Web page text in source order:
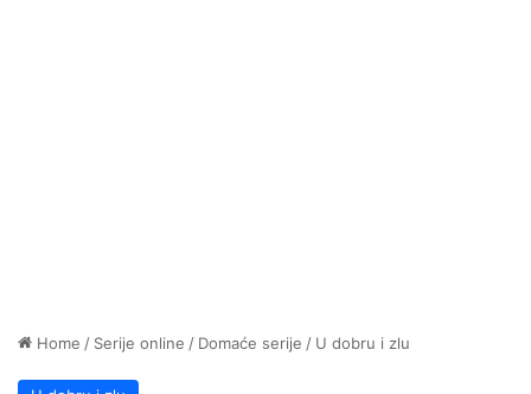
Home / Serije online / Domaće serije / U dobru i zlu